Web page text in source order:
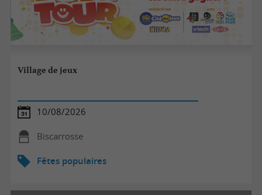
Village de jeux
10/08/2026
Biscarrosse
Fêtes populaires